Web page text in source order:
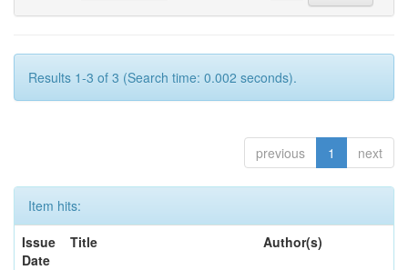
Results 1-3 of 3 (Search time: 0.002 seconds).
previous 1 next
Item hits:
Issue
Date
Title Author(s)